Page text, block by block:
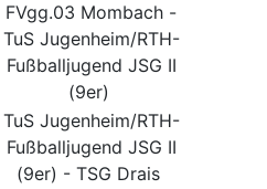
FVgg.03 Mombach -
TuS Jugenheim/RTH-
Fußballjugend JSG II
(9er)
TuS Jugenheim/RTH-
Fußballjugend JSG II
(9er) - TSG Drais